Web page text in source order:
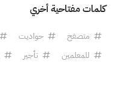
كلمات مفتاحية أخري
متصفح حواديت
للمعلمين
تأجير